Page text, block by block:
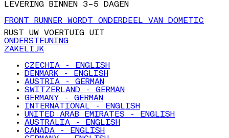
LEVERING BINNEN 3–5 DAGEN
FRONT RUNNER WORDT ONDERDEEL VAN DOMETIC
RUST UW VOERTUIG UIT
ONDERSTEUNING
ZAKELIJK
CZECHIA - ENGLISH
DENMARK - ENGLISH
AUSTRIA - GERMAN
SWITZERLAND - GERMAN
GERMANY - GERMAN
INTERNATIONAL - ENGLISH
UNITED ARAB EMIRATES - ENGLISH
AUSTRALIA - ENGLISH
CANADA - ENGLISH